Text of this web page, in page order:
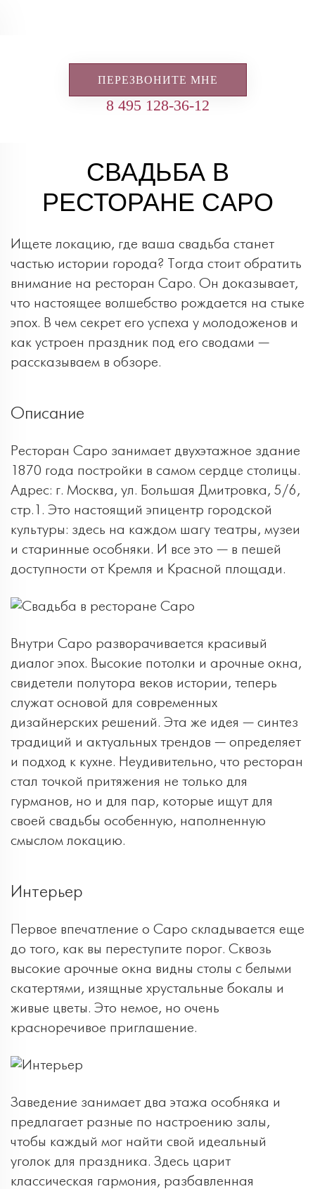
ПЕРЕЗВОНИТЕ МНЕ
8 495 128-36-12
СВАДЬБА В
РЕСТОРАНЕ CAPO
Ищете локацию, где ваша свадьба станет
частью истории города? Тогда стоит обратить
внимание на ресторан Capo. Он доказывает,
что настоящее волшебство рождается на стыке
эпох. В чем секрет его успеха у молодоженов и
как устроен праздник под его сводами —
рассказываем в обзоре.
Описание
Ресторан Capo занимает двухэтажное здание
1870 года постройки в самом сердце столицы.
Адрес: г. Москва, ул. Большая Дмитровка, 5/6,
стр.1. Это настоящий эпицентр городской
культуры: здесь на каждом шагу театры, музеи
и старинные особняки. И все это — в пешей
доступности от Кремля и Красной площади.
Внутри Capo разворачивается красивый
диалог эпох. Высокие потолки и арочные окна,
свидетели полутора веков истории, теперь
служат основой для современных
дизайнерских решений. Эта же идея — синтез
традиций и актуальных трендов — определяет
и подход к кухне. Неудивительно, что ресторан
стал точкой притяжения не только для
гурманов, но и для пар, которые ищут для
своей свадьбы особенную, наполненную
смыслом локацию.
Интерьер
Первое впечатление о Capo складывается еще
до того, как вы переступите порог. Сквозь
высокие арочные окна видны столы с белыми
скатертями, изящные хрустальные бокалы и
живые цветы. Это немое, но очень
красноречивое приглашение.
Заведение занимает два этажа особняка и
предлагает разные по настроению залы,
чтобы каждый мог найти свой идеальный
уголок для праздника. Здесь царит
классическая гармония, разбавленная